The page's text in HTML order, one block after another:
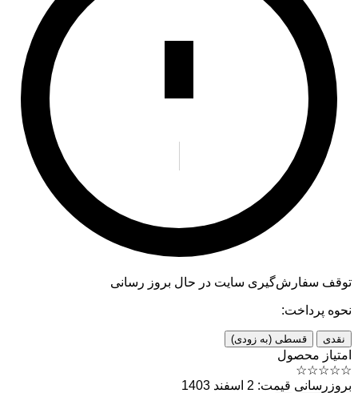
توقف سفارش‌گیری سایت در حال بروز رسانی
نحوه پرداخت:
نقدی قسطی (به زودی)
امتیاز محصول
☆
☆
☆
☆
☆
بروزرسانی قیمت: 2 اسفند 1403